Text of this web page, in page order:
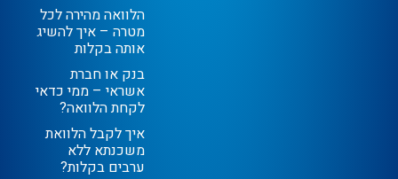
הלוואה מהירה לכל
מטרה – איך להשיג
אותה בקלות
בנק או חברת
אשראי – ממי כדאי
לקחת הלוואה?
איך לקבל הלוואת
משכנתא ללא
ערבים בקלות?